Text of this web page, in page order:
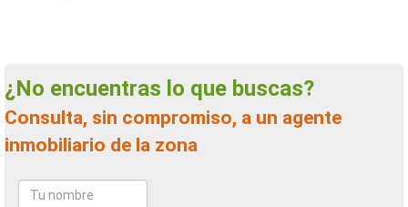
¿No encuentras lo que buscas?
Consulta, sin compromiso, a un agente
inmobiliario de la zona